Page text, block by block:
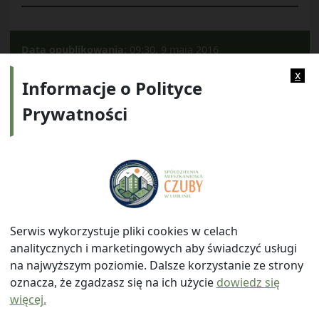
Data opublikowania: 09:30, 9 maja 2016
ul. Watykańska 6, 20-538 Lublin
Telefon: 814641700 E-mail: info@smczuby.pl
© 2026
x
Informacje o Polityce
Prywatności
Serwis wykorzystuje pliki cookies w celach
analitycznych i marketingowych aby świadczyć usługi
na najwyższym poziomie. Dalsze korzystanie ze strony
oznacza, że zgadzasz się na ich użycie dowiedz się
więcej.